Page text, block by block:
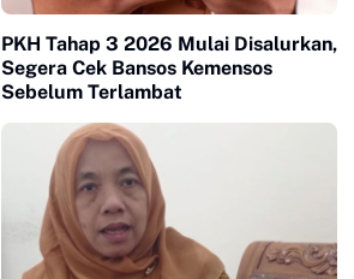
PKH Tahap 3 2026 Mulai Disalurkan,
Segera Cek Bansos Kemensos
Sebelum Terlambat